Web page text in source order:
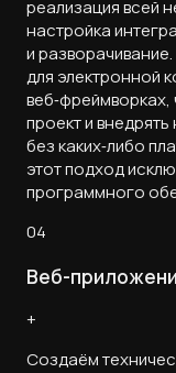
реализация всей
настройка
и
для электронной
веб‑фреймворках,
проект и
без каких‑либо
этот подход
программного
04
Веб-
+
Создаём